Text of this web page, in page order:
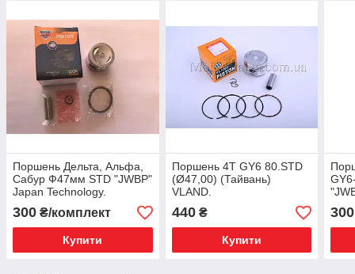
Поршень Дельта, Альфа,
Сабур Ф47мм STD "JWBP"
Japan Technology.
300 ₴/комплект
Купити
Поршень 4T GY6 80.STD
(Ø47,00) (Тайвань)
VLAND.
440₴
Купити
300